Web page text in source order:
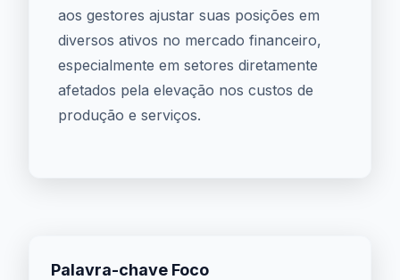
aos gestores ajustar suas posições em
diversos ativos no mercado financeiro,
especialmente em setores diretamente
afetados pela elevação nos custos de
produção e serviços.
Palavra-chave Foco